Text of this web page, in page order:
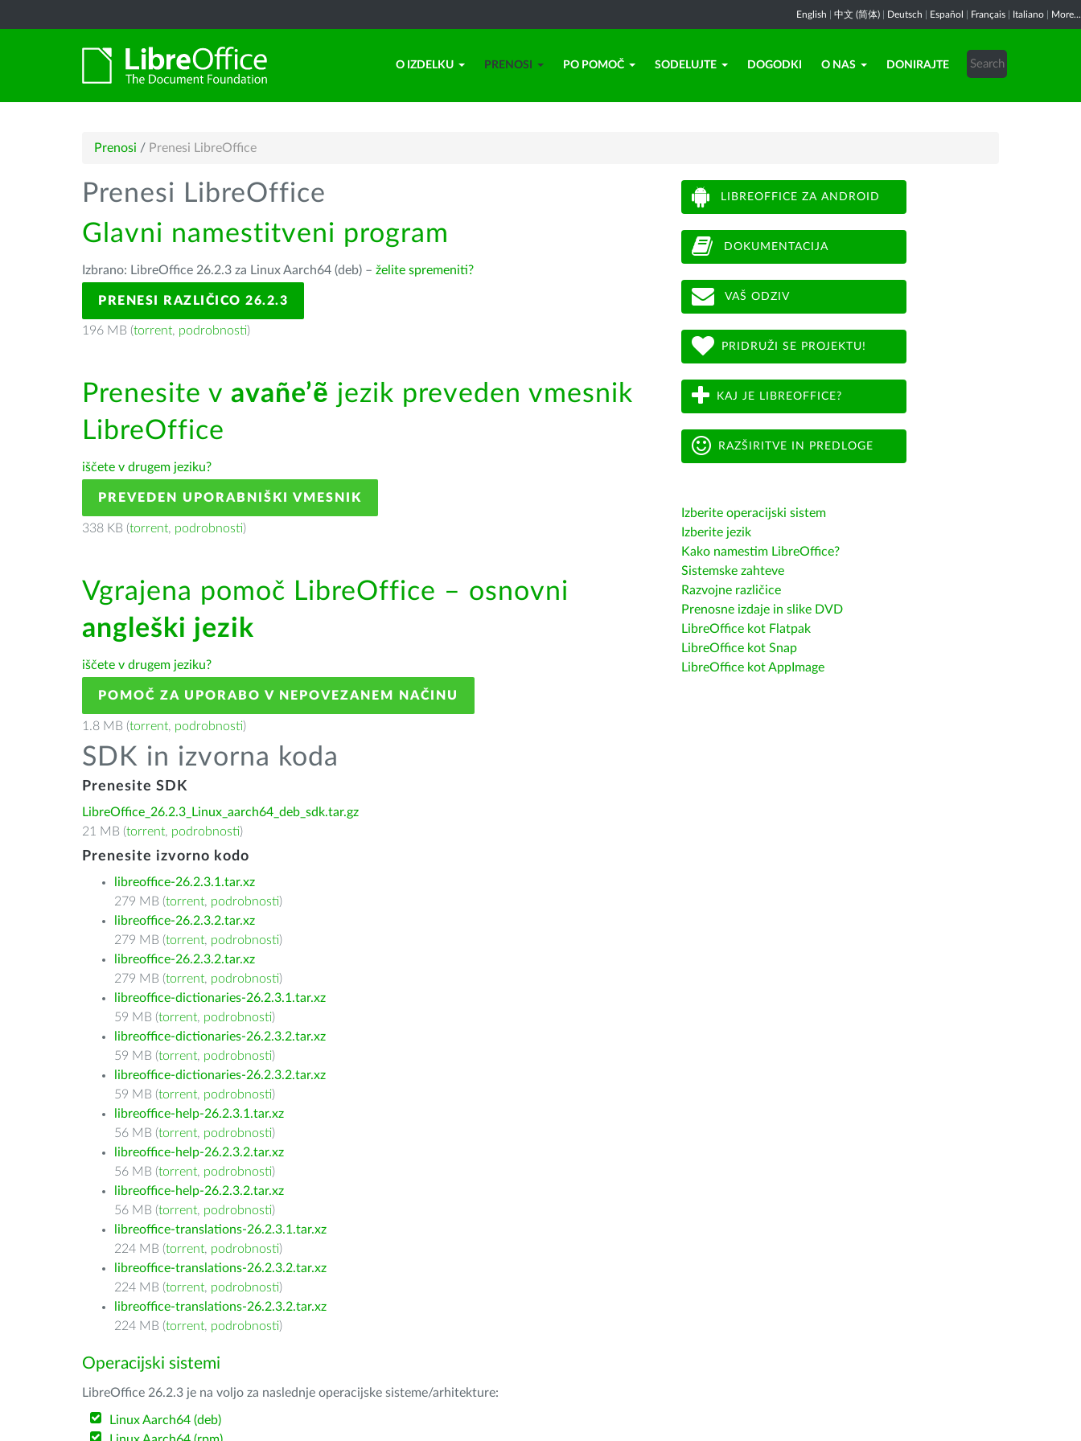
English 中文 (简体) Deutsch Español Français Italiano More...
O IZDELKU PRENOSI PO POMOČ SODELUJTE DOGODKI O NAS DONIRAJTE
Prenosi / Prenesi LibreOffice
Prenesi LibreOffice
Glavni namestitveni program
Izbrano: LibreOffice 26.2.3 za Linux Aarch64 (deb) – želite spremeniti?
PRENESI RAZLIČICO 26.2.3
196 MB (torrent, podrobnosti)
Prenesite v avañe’ẽ jezik preveden vmesnik
LibreOffice
iščete v drugem jeziku?
PREVEDEN UPORABNIŠKI VMESNIK
338 KB (torrent, podrobnosti)
Vgrajena pomoč LibreOffice – osnovni
angleški jezik
iščete v drugem jeziku?
POMOČ ZA UPORABO V NEPOVEZANEM NAČINU
1.8 MB (torrent, podrobnosti)
SDK in izvorna koda
Prenesite SDK
LibreOffice_26.2.3_Linux_aarch64_deb_sdk.tar.gz
21 MB (torrent, podrobnosti)
Prenesite izvorno kodo
libreoffice-26.2.3.1.tar.xz
279 MB (torrent, podrobnosti)
libreoffice-26.2.3.2.tar.xz
279 MB (torrent, podrobnosti)
libreoffice-26.2.3.2.tar.xz
279 MB (torrent, podrobnosti)
libreoffice-dictionaries-26.2.3.1.tar.xz
59 MB (torrent, podrobnosti)
libreoffice-dictionaries-26.2.3.2.tar.xz
59 MB (torrent, podrobnosti)
libreoffice-dictionaries-26.2.3.2.tar.xz
59 MB (torrent, podrobnosti)
libreoffice-help-26.2.3.1.tar.xz
56 MB (torrent, podrobnosti)
libreoffice-help-26.2.3.2.tar.xz
56 MB (torrent, podrobnosti)
libreoffice-help-26.2.3.2.tar.xz
56 MB (torrent, podrobnosti)
libreoffice-translations-26.2.3.1.tar.xz
224 MB (torrent, podrobnosti)
libreoffice-translations-26.2.3.2.tar.xz
224 MB (torrent, podrobnosti)
libreoffice-translations-26.2.3.2.tar.xz
224 MB (torrent, podrobnosti)
Operacijski sistemi
LibreOffice 26.2.3 je na voljo za naslednje operacijske sisteme/arhitekture:
Linux Aarch64 (deb)
LIBREOFFICE ZA ANDROID
DOKUMENTACIJA
VAŠ ODZIV
PRIDRUŽI SE PROJEKTU!
KAJ JE LIBREOFFICE?
RAZŠIRITVE IN PREDLOGE
Izberite operacijski sistem
Izberite jezik
Kako namestim LibreOffice?
Sistemske zahteve
Razvojne različice
Prenosne izdaje in slike DVD
LibreOffice kot Flatpak
LibreOffice kot Snap
LibreOffice kot AppImage